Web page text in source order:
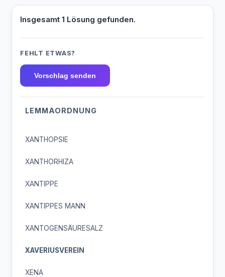
Insgesamt 1 Lösung gefunden.
FEHLT ETWAS?
Vorschlag senden
LEMMAORDNUNG
XANTHOPSIE
XANTHORHIZA
XANTIPPE
XANTIPPES MANN
XANTOGENSÄURESALZ
XAVERIUSVEREIN
XENA